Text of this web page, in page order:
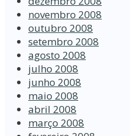
novembro 2008
outubro 2008
setembro 2008
agosto 2008
julho 2008
junho 2008
maio 2008
abril 2008
março 2008